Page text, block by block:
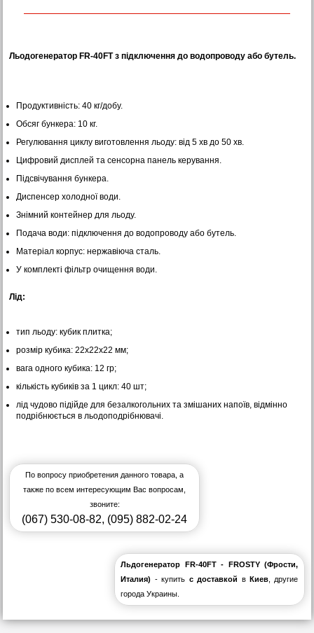
Льодогенератор FR-40FT з підключення до водопроводу або бутель.
Продуктивність: 40 кг/добу.
Обсяг бункера: 10 кг.
Регулювання циклу виготовлення льоду: від 5 хв до 50 хв.
Цифровий дисплей та сенсорна панель керування.
Підсвічування бункера.
Диспенсер холодної води.
Знімний контейнер для льоду.
Подача води: підключення до водопроводу або бутель.
Матеріал корпус: нержавіюча сталь.
У комплекті фільтр очищення води.
Лід:
тип льоду: кубик плитка;
розмір кубика: 22х22х22 мм;
вага одного кубика: 12 гр;
кількість кубиків за 1 цикл: 40 шт;
лід чудово підійде для безалкогольних та змішаних напоїв, відмінно
подрібнюється в льодоподрібнювачі.
По вопросу приобретения данного товара, а
также по всем интересующим Вас вопросам,
звоните:
(067) 530-08-82, (095) 882-02-24
Льдогенератор FR-40FT - FROSTY (Фрости,
Италия) - купить с доставкой в Киев, другие
города Украины.